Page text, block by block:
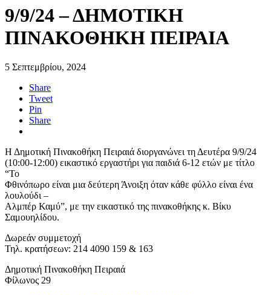
9/9/24 – ΔΗΜΟΤΙΚΗ
ΠΙΝΑΚΟΘΗΚΗ ΠΕΙΡΑΙΑ
5 Σεπτεμβρίου, 2024
Share
Tweet
Pin
Share
Η Δημοτική Πινακοθήκη Πειραιά διοργανώνει τη Δευτέρα 9/9/24
(10:00-12:00) εικαστικό εργαστήρι για παιδιά 6-12 ετών με τίτλο
“Το
Φθινόπωρο είναι μια δεύτερη Άνοιξη όταν κάθε φύλλο είναι ένα
λουλούδι –
Αλμπέρ Καμύ”, με την εικαστικό της πινακοθήκης κ. Βίκυ
Σαμουηλίδου.
Δωρεάν συμμετοχή
Τηλ. κρατήσεων: 214 4090 159 & 163
Δημοτική Πινακοθήκη Πειραιά
Φίλωνος 29